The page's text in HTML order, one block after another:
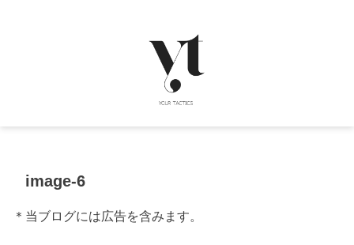
image-6
＊当ブログには広告を含みます。